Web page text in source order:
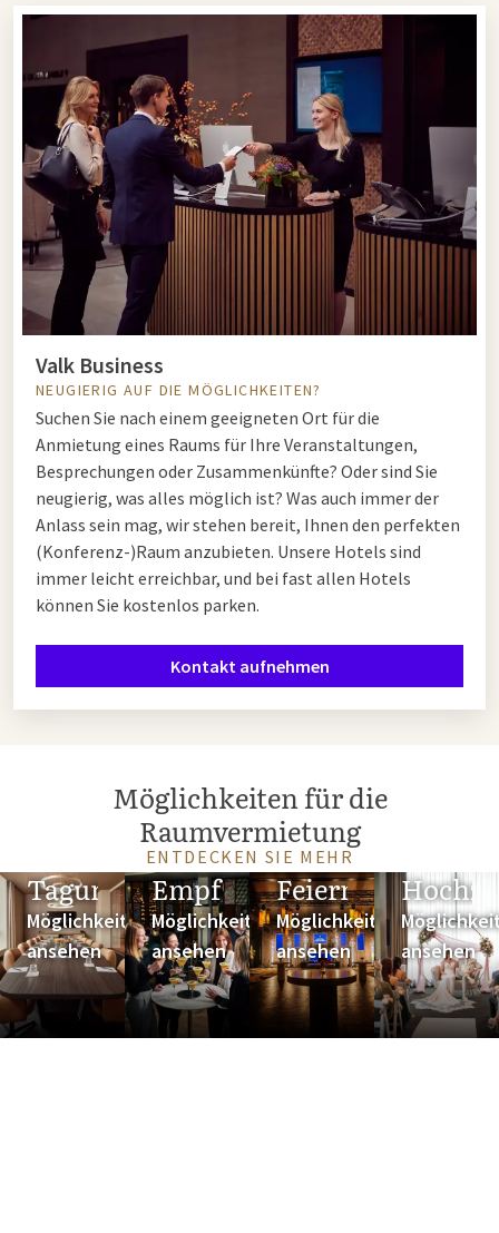
eine maßgeschneiderte Tagung. Darüber hinaus können Sie
ein köstliches Mittagessen oder Abendessen im Hotel
genießen. Hier haben Sie Zeit, sich zu entspannen oder den
Tag noch einmal zu besprechen. Lieber das Mittagessen oder
Abendessen im Tagungsraum? Dies ist auf jeden Fall eine der
Möglichkeiten bei Van der Valk!
Valk Business
NEUGIERIG AUF DIE MÖGLICHKEITEN?
Suchen Sie nach einem geeigneten Ort für die
Anmietung eines Raums für Ihre Veranstaltungen,
Besprechungen oder Zusammenkünfte? Oder sind Sie
neugierig, was alles möglich ist? Was auch immer der
Anlass sein mag, wir stehen bereit, Ihnen den perfekten
(Konferenz-)Raum anzubieten. Unsere Hotels sind
immer leicht erreichbar, und bei fast allen Hotels
können Sie kostenlos parken.
Kontakt aufnehmen
Möglichkeiten für die
Raumvermietung
ENTDECKEN SIE MEHR
Tagungen
Möglichkeiten
ansehen
Empfänge
Möglichkeiten
ansehen
Feiern
Möglichkeiten
ansehen
ansehen